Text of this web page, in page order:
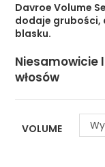
Davroe Volume
dodaje grubości,
blasku.
Niesamowicie
włosów
VOLUME